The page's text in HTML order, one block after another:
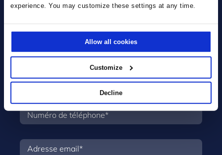
experience. You may customize these settings at any time.
Allow all cookies
Customize
Decline